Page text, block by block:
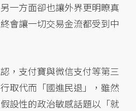
一方面卻也讓外界更明瞭真
會讓一切交易金流都受到中
，支付寶與微信支付等第三
取代而「國進民退」，雖然
設性的政治敏感話題以「就